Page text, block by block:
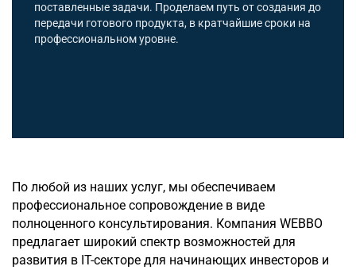
поставленные задачи. Проделаем путь от создания до
передачи готового продукта, в кратчайшие сроки на
профессиональном уровне.
По любой из наших услуг, мы обеспечиваем
профессиональное сопровождение в виде
полноценного консультирования. Компания WEBBO
предлагает широкий спектр возможностей для
развития в IT-секторе для начинающих инвесторов и